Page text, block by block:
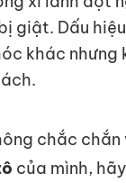
giật. Dấu
khác nhưng
chắc
của mình,